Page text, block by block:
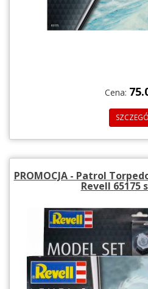
Cena:
PROMOCJA - Patrol
Revell 65175